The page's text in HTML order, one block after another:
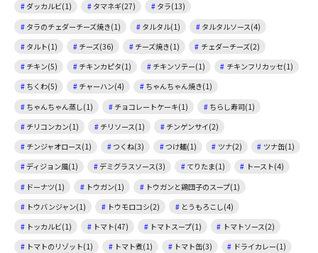
ダッカルビ(1)
タマネギ(27)
タラ(13)
タラのチェダーチーズ焼き(1)
タルタル(1)
タルタルソース(4)
タルト(1)
チーズ(36) チーズ焼き(1)
チェダーチーズ(2)
チキン(5)
チキンカピタ(1) チキンソテー(1)
チキンフリカッセ(1)
ちくわ(5)
チャーハン(4)
ちゃんちゃん焼き(1)
ちゃんちゃん蒸し(1)
チョコレートケーキ(1)
ちらし寿司(1)
チリコンカン(1)
チリソース(1)
チンゲンサイ(2)
チンジャオロース(1)
つくね(3) つけ麺(1) ツナ(2)
ツナ缶(1)
ディジョン風(1)
デミグラスソース(3) てりたま(1)
トースト(4)
ドーナツ(1)
トウガン(1)
トウガンと鶏団子のスープ(1)
トウバンジャン(1)
トウモロコシ(2)
とうもろこし(4)
トッカルビ(1)
トマト(47) トマトスープ(1)
トマトソース(2)
トマトのリゾット(1)
トマト煮(1) トマト缶(3)
ドライカレー(1)